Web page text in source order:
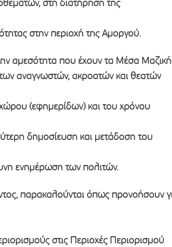
στη διατήρηση της
στην περιοχή της Αμοργού.
αμεσότητα που έχουν τα Μέσα
αναγνωστών, ακροατών και θεατών
(εφημερίδων) και του χρόνου
δημοσίευση και μετάδοση του
ενημέρωση των πολιτών.
παρακαλούνται όπως προνοήσουν
στις Περιοχές Περιορισμού